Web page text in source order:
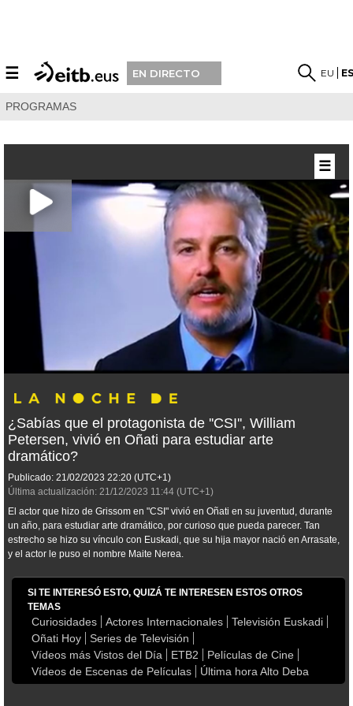
☰ EN DIRECTO EU
PROGRAMAS
¿Sabías que el protagonista de ''CSI'', William
Petersen, vivió en Oñati para estudiar arte
dramático?
Publicado: 21/02/2023 22:20 (UTC+1)
Última actualización: 21/12/2023 11:44 (UTC+1)
El actor que hizo de Grissom en "CSI" vivió en Oñati en su juventud, durante
un año, para estudiar arte dramático, por curioso que pueda parecer. Tan
estrecho se hizo su vínculo con Euskadi, que su hija mayor nació en Arrasate,
y el actor le puso el nombre Maite Nerea.
SI TE INTERESÓ ESTO, QUIZÁ TE INTERESEN ESTOS OTROS
TEMAS
Curiosidades Actores Internacionales
Televisión Euskadi
Oñati Hoy
Series de Televisión
Vídeos más Vistos del Día
ETB2
Películas de Cine
Vídeos de Escenas de Películas
Última hora Alto Deba
☰